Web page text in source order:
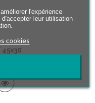
45x30
l'expérience
leur utilisation
cookies